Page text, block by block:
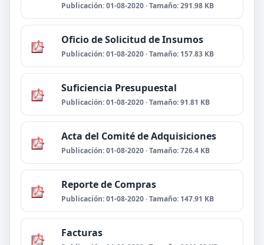
Publicación: 01-08-2020 · Tamaño: 291.98 KB
Oficio de Solicitud de Insumos
Publicación: 01-08-2020 · Tamaño: 157.83 KB
Suficiencia Presupuestal
Publicación: 01-08-2020 · Tamaño: 91.81 KB
Acta del Comité de Adquisiciones
Publicación: 01-08-2020 · Tamaño: 726.4 KB
Reporte de Compras
Publicación: 01-08-2020 · Tamaño: 147.91 KB
Facturas